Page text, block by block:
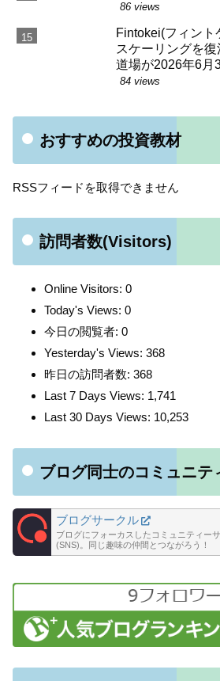
86 views
Fintokei(フィント
スケーリングを
道場が2026年6月
84 views
おすすめの投資教材
RSSフィードを取得できません
訪問者数(Visitors)
Online Visitors: 0
Today's Views: 0
今日の閲覧者: 0
Yesterday's Views: 368
昨日の訪問者数: 368
Last 7 Days Views: 1,741
Last 30 Days Views: 10,253
ブログ同士のコミュニテ
ブログサークル
ブログにフォーカスしたコミュニティー
(SNS)。同じ趣味の仲間とつながろう！